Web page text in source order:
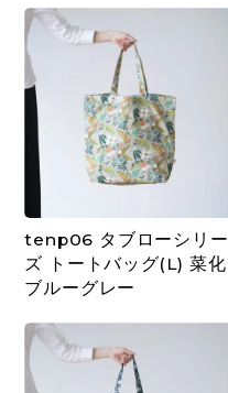
tenp06 タブローシリー
ズ トートバッグ(L) 菜化
ブルーグレー